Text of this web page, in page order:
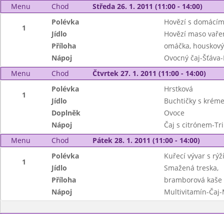
Menu
Chod Středa 26. 1. 2011 (11:00 - 14:00)
1
Polévka
Hovězí s
Jídlo
Hovězí maso
Příloha
omáčka,
Nápoj
Ovocný čaj-
Menu
Chod Čtvrtek 27. 1. 2011 (11:00 - 14:00)
1
Polévka
Hrstková
Jídlo
Buchtičky s
Doplněk
Ovoce
Nápoj
Čaj s citrónem-
Menu
Chod Pátek 28. 1. 2011 (11:00 - 14:00)
1
Polévka
Kuřecí vývar s rýží
Jídlo
Smažená treska,
Příloha
bramborová kaše
Nápoj
Multivitamín-Čaj-